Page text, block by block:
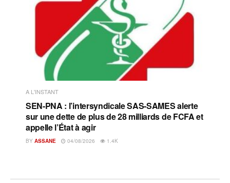
A L'INSTANT
SEN-PNA : l’intersyndicale SAS-SAMES alerte
sur une dette de plus de 28 milliards de FCFA et
appelle l’État à agir
BY ASSANE 04/08/2026 1.4K